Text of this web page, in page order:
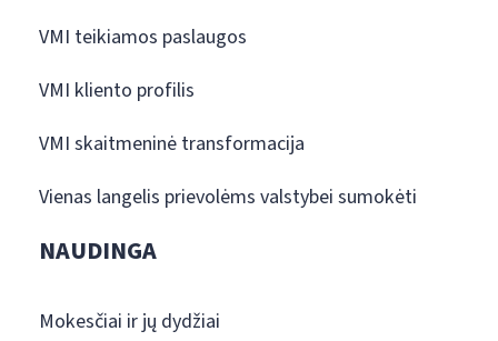
VMI teikiamos paslaugos
VMI kliento profilis
VMI skaitmeninė transformacija
Vienas langelis prievolėms valstybei sumokėti
NAUDINGA
Mokesčiai ir jų dydžiai